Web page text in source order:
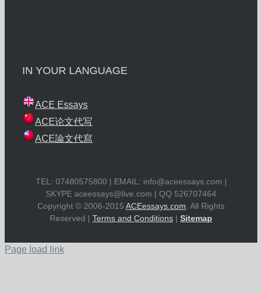
IN YOUR LANGUAGE
ACE Essays
ACE论文代写
ACE論文代寫
TEL: 07480575800 | EMAIL: info@aceessays.com |
SKYPE aceessays@live.com | QQ 526707464
Copyright © 2006-2015 ACEessays.com . All Rights
Reserved | Terms and Conditions | Sitemap
Page load link